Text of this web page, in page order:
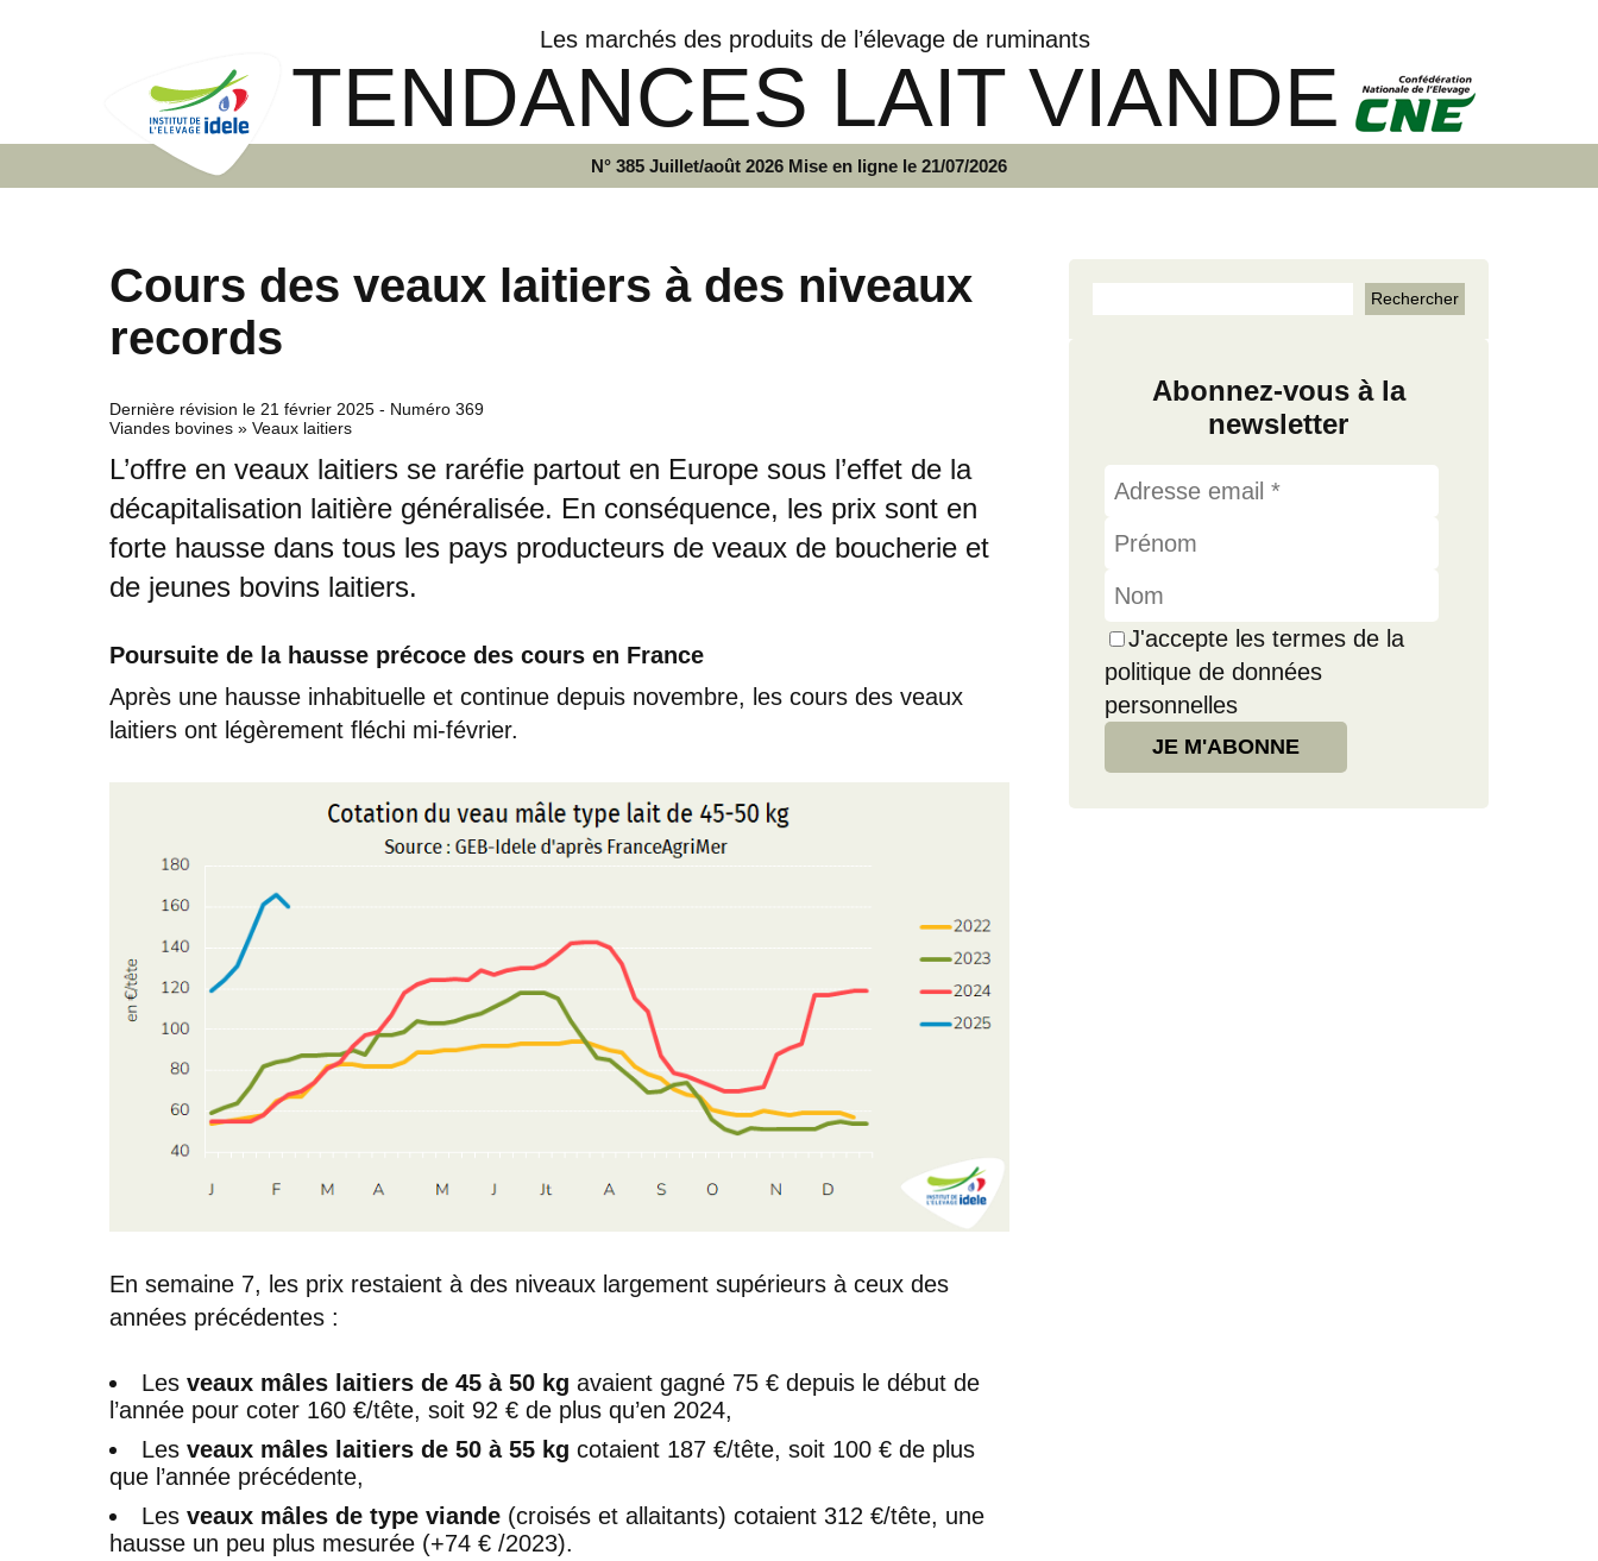
Les marchés des produits de l’élevage de ruminants
TENDANCES LAIT VIANDE
N° 385 Juillet/août 2026 Mise en ligne le 21/07/2026
Cours des veaux laitiers à des niveaux
records
Dernière révision le 21 février 2025 - Numéro 369
Viandes bovines » Veaux laitiers
L’offre en veaux laitiers se raréfie partout en Europe sous l’effet de la
décapitalisation laitière généralisée. En conséquence, les prix sont en
forte hausse dans tous les pays producteurs de veaux de boucherie et
de jeunes bovins laitiers.
Poursuite de la hausse précoce des cours en France
Après une hausse inhabituelle et continue depuis novembre, les cours des veaux
laitiers ont légèrement fléchi mi-février.
En semaine 7, les prix restaient à des niveaux largement supérieurs à ceux des
années précédentes :
Les veaux mâles laitiers de 45 à 50 kg avaient gagné 75 € depuis le début de
l’année pour coter 160 €/tête, soit 92 € de plus qu’en 2024,
Les veaux mâles laitiers de 50 à 55 kg cotaient 187 €/tête, soit 100 € de plus
que l’année précédente,
Les veaux mâles de type viande (croisés et allaitants) cotaient 312 €/tête, une
hausse un peu plus mesurée (+74 € /2023).
Abonnez-vous à la
newsletter
J'accepte les termes de la
politique de données
personnelles